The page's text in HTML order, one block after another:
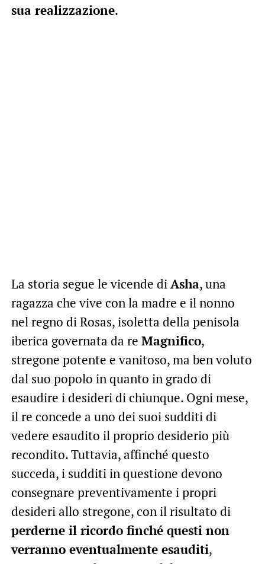
sua realizzazione.
La storia segue le vicende diAsha, una
ragazza che vive con la madre e il nonno
nel regno di Rosas, isoletta della penisola
iberica governata da re Magnifico,
stregone potente e vanitoso, ma ben voluto
dal suo popolo in quanto in grado di
esaudire i desideri di chiunque. Ogni mese,
il re concede a uno dei suoi sudditi di
vedere esaudito il proprio desiderio più
recondito. Tuttavia, affinché questo
succeda, i sudditi in questione devono
consegnare preventivamente i propri
desideri allo stregone, con il risultato di
perderne il ricordo finché questi non
verranno eventualmente esauditi,